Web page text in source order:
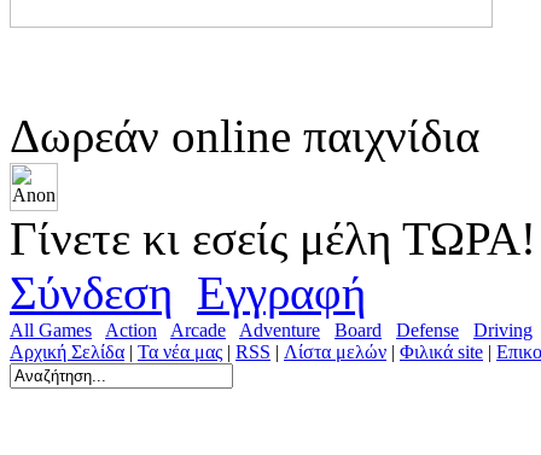
Δωρεάν online παιχνίδια
Γίνετε κι εσείς μέλη ΤΩΡΑ!
Σύνδεση Εγγραφή
All Games Action Arcade Adventure Board Defense
Driving
Αρχική Σελίδα | Τα νέα μας | RSS | Λίστα μελών | Φιλικά site |